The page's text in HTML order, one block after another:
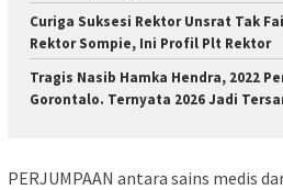
Curiga Suksesi Rektor Unsrat Tak
Rektor Sompie, Ini Profil Plt Rektor
Tragis Nasib Hamka Hendra, 2022
Gorontalo. Ternyata 2026 Jadi
PERJUMPAAN antara sains medis